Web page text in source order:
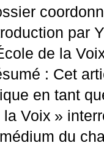
par
de la
: Cet
en tant
la Voix »
médium du